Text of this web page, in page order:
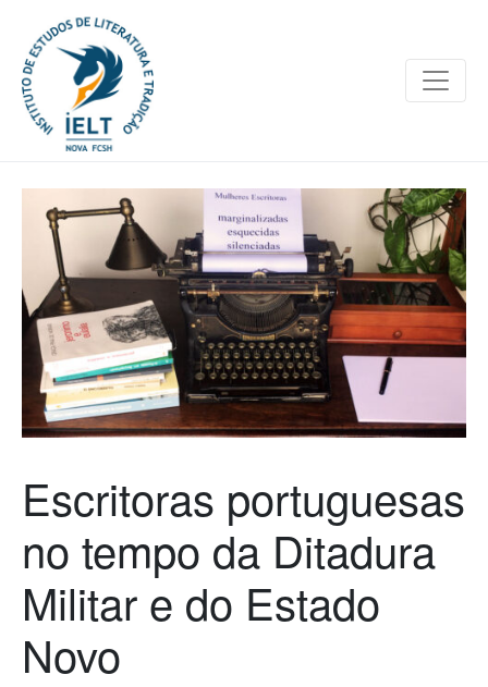
Escritoras portuguesas
no tempo da Ditadura
Militar e do Estado
Novo